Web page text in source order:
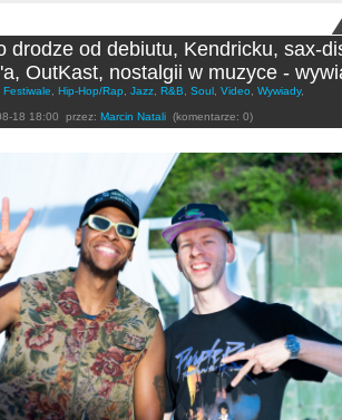
drodze od debiutu, Kendricku, sax-
OutKast, nostalgii w muzyce -
Festiwale Hip-Hop/Rap Jazz R&B Soul Video Wywiady,
18 18:00 przez: Marcin Natali (komentarze: 0)